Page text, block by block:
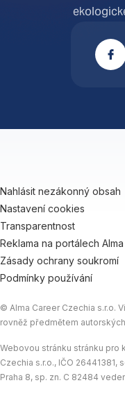
Nahlásit nezákonný obsah
Nastavení cookies
Transparentnost
Reklama na portálech
Zásady ochrany soukromí
Podmínky používání
© Alma Career Czechia s.r.o.
rovněž předmětem
Webovou stránku stránku pro
Czechia s.r.o., IČO
Praha 8, sp. zn. C 82484